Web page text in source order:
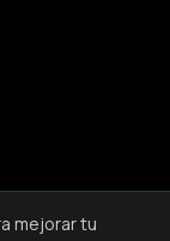
mejorar tu